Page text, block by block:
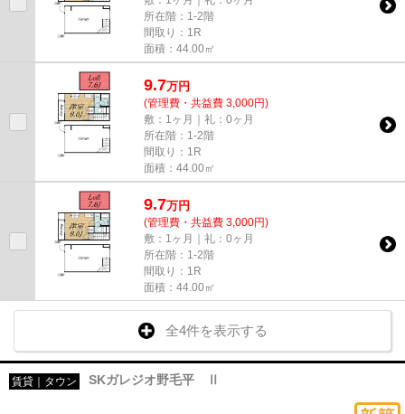
所在階：1-2階
間取り：1R
面積：44.00㎡
9.7万円
(管理費・共益費 3,000円)
敷：1ヶ月｜礼：0ヶ月
所在階：1-2階
間取り：1R
面積：44.00㎡
9.7万円
(管理費・共益費 3,000円)
敷：1ヶ月｜礼：0ヶ月
所在階：1-2階
間取り：1R
面積：44.00㎡
全4件を表示する
賃貸｜タウン SKガレジオ野毛平 Ⅱ